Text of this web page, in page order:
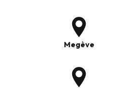
Megève